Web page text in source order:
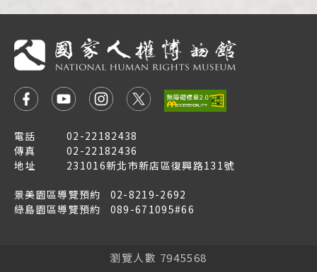
電話
02-22182438
傳真
02-22182436
地址
231016新北市新店區復興路131號
景美園區導覽預約
02-8219-2692
綠島園區導覽預約
089-671095#66
瀏覽人數 7945568